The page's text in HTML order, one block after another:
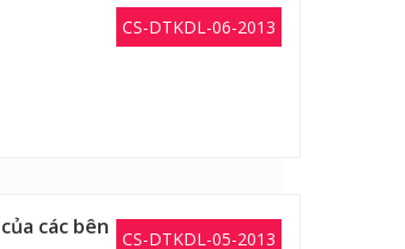
CS-DTKDL-06-2013
CS-DTKDL-05-2013
các bên